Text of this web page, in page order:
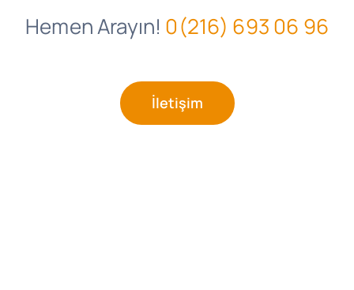
Hemen Arayın! 0(216) 693 06 96
İletişim